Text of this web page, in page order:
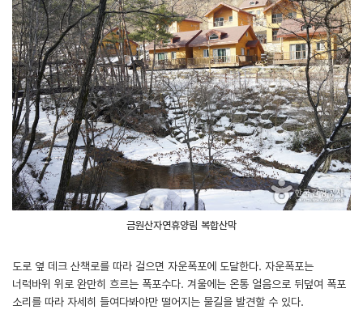
금원산자연휴양림 복합산막
도로 옆 데크 산책로를 따라 걸으면 자운폭포에 도달한다. 자운폭포는
너럭바위 위로 완만히 흐르는 폭포수다. 겨울에는 온통 얼음으로 뒤덮여 폭포
소리를 따라 자세히 들여다봐야만 떨어지는 물길을 발견할 수 있다.